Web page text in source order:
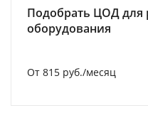
Подобрать ЦОД
оборудования
От 815 руб./месяц